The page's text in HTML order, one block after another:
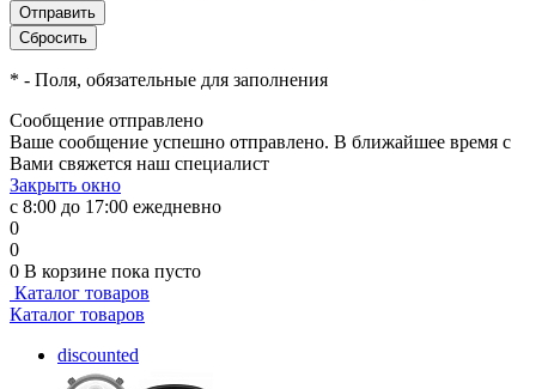
* - Поля, обязательные для заполнения
Сообщение отправлено
Ваше сообщение успешно отправлено. В ближайшее время с
Вами свяжется наш специалист
Закрыть окно
с 8:00 до 17:00 ежедневно
0
0
0 В корзине пока пусто
Каталог товаров
Каталог товаров
discounted